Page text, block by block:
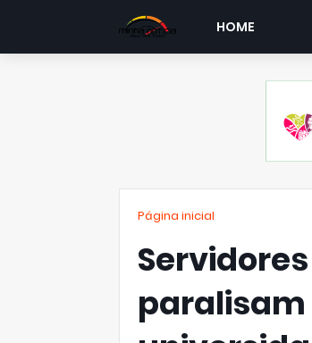
HOME
Página inicial
paralisam